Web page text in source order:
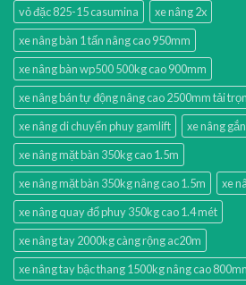
vỏ đặc 825-15 casumina
xe nâng 2x
xe nâng bàn 1 tấn nâng cao 950mm
xe nâng bàn wp500 500kg cao 900mm
xe nâng bán tự động nâng cao 2500mm tải
xe nâng di chuyển phuy gamlift
xe nâng
xe nâng mặt bàn 350kg cao 1.5m
xe nâng mặt bàn 350kg nâng cao 1.5m
xe
xe nâng quay đổ phuy 350kg cao 1.4 mét
xe nâng tay 2000kg càng rộng ac20m
xe nâng tay bậc thang 1500kg nâng cao